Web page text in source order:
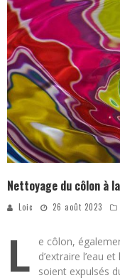
Nettoyage du côlon à
Loic 26 août 2023
L
e côlon,
d’extraire l’eau
soient expulsés